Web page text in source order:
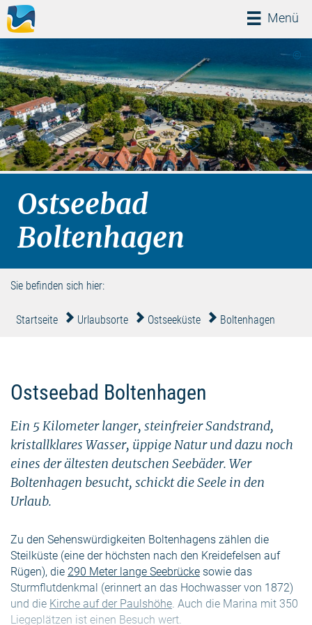
Menü
Menü
©
Ostseebad
Boltenhagen
Sie befinden sich hier:
Startseite Urlaubsorte Ostseeküste Boltenhagen
Ostseebad Boltenhagen
Ein 5 Kilometer langer, steinfreier Sandstrand,
kristallklares Wasser, üppige Natur und dazu noch
eines der ältesten deutschen Seebäder. Wer
Boltenhagen besucht, schickt die Seele in den
Urlaub.
Zu den Sehenswürdigkeiten Boltenhagens zählen die
Steilküste (eine der höchsten nach den Kreidefelsen auf
Rügen), die 290 Meter lange Seebrücke sowie das
Sturmflutdenkmal (erinnert an das Hochwasser von 1872)
und die Kirche auf der Paulshöhe. Auch die Marina mit 350
Liegeplätzen ist einen Besuch wert.